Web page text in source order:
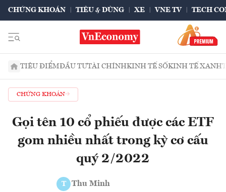
CHỨNG KHOÁN TIÊU & DÙNG XE VNE TV TECH
TIÊU ĐIỂMĐẦU TƯTÀI CHÍNHKINH TẾ SỐKINH TẾ XANH
CHỨNG KHOÁN
Gọi tên 10 cổ phiếu được các ETF
gom nhiều nhất trong kỳ cơ cấu
quý 2/2022
T Thu Minh